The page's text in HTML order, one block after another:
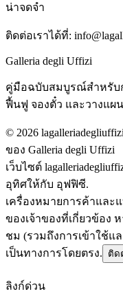
น่าจดจำ
ติดต่อเราได้ที่:
Galleria degli Uffizi
คู่มือฉบับสมบูรณ์สำหรับ
ฟื้นฟู จองตั๋ว และวางแ
© 2026
ของ Galleria degli Uffizi
เว็บไซต์
อุทิศให้กับ อุฟฟิซี.
เครื่องหมายการค้าแล
ของเจ้าของที่เกี่ยวข้อง
ชม (รวมถึงการเข้าใช้แ
เป็นทางการโดยตรง.
ติด
ลิงก์ด่วน